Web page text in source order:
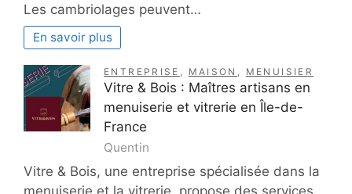
Les cambriolages peuvent…
En savoir plus
ENTREPRISE , MAISON , MENUISIER
Vitre & Bois : Maîtres artisans en
menuiserie et vitrerie en Île-de-
France
Quentin
Vitre & Bois, une entreprise spécialisée dans la
menuiserie et la vitrerie, propose des services…